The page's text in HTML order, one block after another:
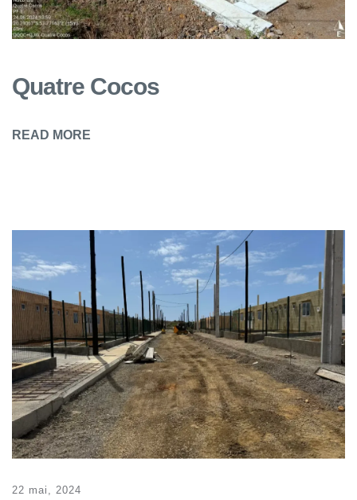
Quatre Cocos
READ MORE
22 mai, 2024